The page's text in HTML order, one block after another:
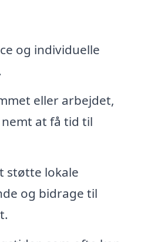
og individuelle
eller arbejdet,
at få tid til
støtte lokale
og bidrage til